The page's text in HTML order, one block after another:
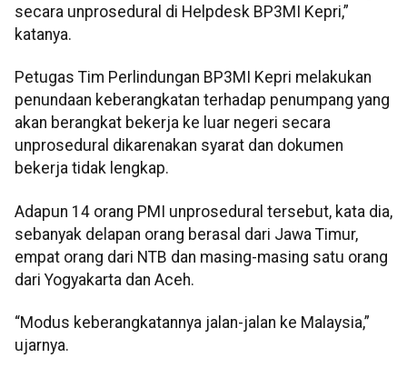
secara unprosedural di Helpdesk BP3MI Kepri,”
katanya.
Petugas Tim Perlindungan BP3MI Kepri melakukan
penundaan keberangkatan terhadap penumpang yang
akan berangkat bekerja ke luar negeri secara
unprosedural dikarenakan syarat dan dokumen
bekerja tidak lengkap.
Adapun 14 orang PMI unprosedural tersebut, kata dia,
sebanyak delapan orang berasal dari Jawa Timur,
empat orang dari NTB dan masing-masing satu orang
dari Yogyakarta dan Aceh.
“Modus keberangkatannya jalan-jalan ke Malaysia,”
ujarnya.